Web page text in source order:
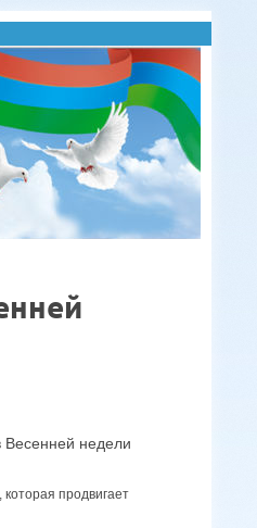
Весенней недели
продвигает